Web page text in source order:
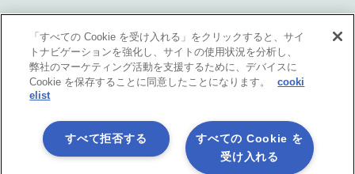
サポート
サポート情報
「すべての Cookie を受け入れる」をクリックすると、サイ
トナビゲーションを強化し、サイトの使用状況を分析し、
弊社のマーケティング活動を支援するために、デバイスに
Cookie を保存することに同意したことになります。
cooki
elist
すべての Cookie を
受け入れる
すべて拒否する